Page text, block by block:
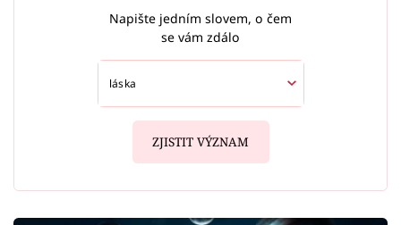
Napište jedním slovem, o čem
se vám zdálo
ZJISTIT VÝZNAM